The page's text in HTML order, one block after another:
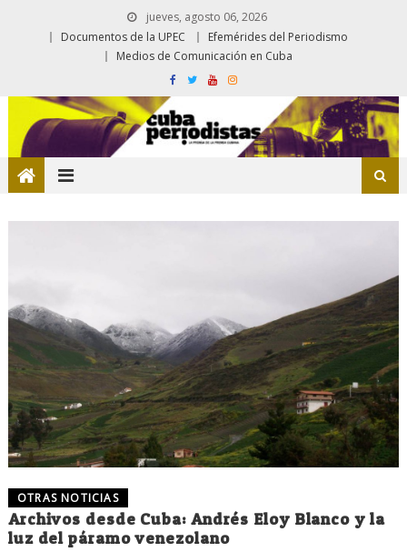
jueves, agosto 06, 2026
Documentos de la UPEC
Efemérides del Periodismo
Medios de Comunicación en Cuba
OTRAS NOTICIAS
Archivos desde Cuba: Andrés Eloy Blanco y la
luz del páramo venezolano